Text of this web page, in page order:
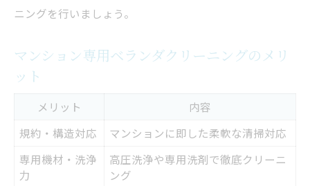
ニングを行いましょう。
マンション専用ベランダクリーニングのメリ
ット
メリット
内容
規約・構造対応
マンションに即した柔軟な清掃対応
専用機材・洗浄
力
高圧洗浄や専用洗剤で徹底クリーニ
ング